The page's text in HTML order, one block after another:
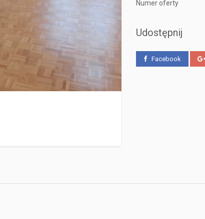
Numer oferty
Udostępnij
Facebook